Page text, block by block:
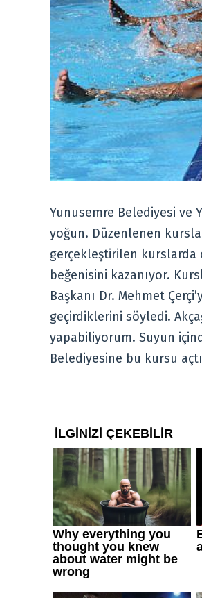
Yunusemre Belediyesi ve
yoğun. Düzenlenen
gerçekleştirilen kurslarda
beğenisini kazanıyor.
Başkanı Dr. Mehmet
geçirdiklerini söyledi.
yapabiliyorum. Suyun
Belediyesine bu kursu